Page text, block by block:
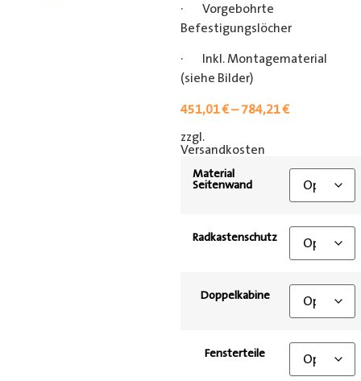
· Vorgebohrte
Befestigungslöcher
· Inkl. Montagematerial
(siehe Bilder)
451,01€–784,21€
zzgl.
Versandkosten
Material
Seitenwand
Radkastenschutz
Doppelkabine
Fensterteile